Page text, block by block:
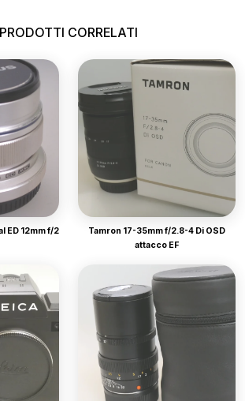
PRODOTTI CORRELATI
ED 12mm f/2
Tamron 17-35mm f/2.8-4 Di OSD
attacco EF